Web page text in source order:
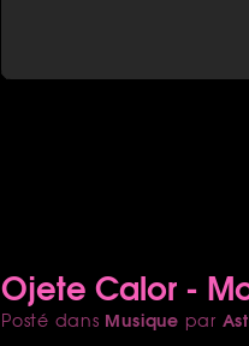
Ojete Calor -
Posté dans Musique par